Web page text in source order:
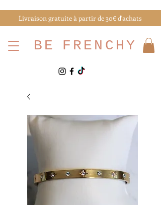
Livraison gratuite à partir de 30€ d'achats
BE FRENCHY